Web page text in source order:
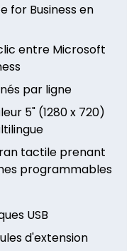
for Business en
entre Microsoft
par ligne
5" (1280 x 720)
tactile prenant
programmables
USB
d'extension